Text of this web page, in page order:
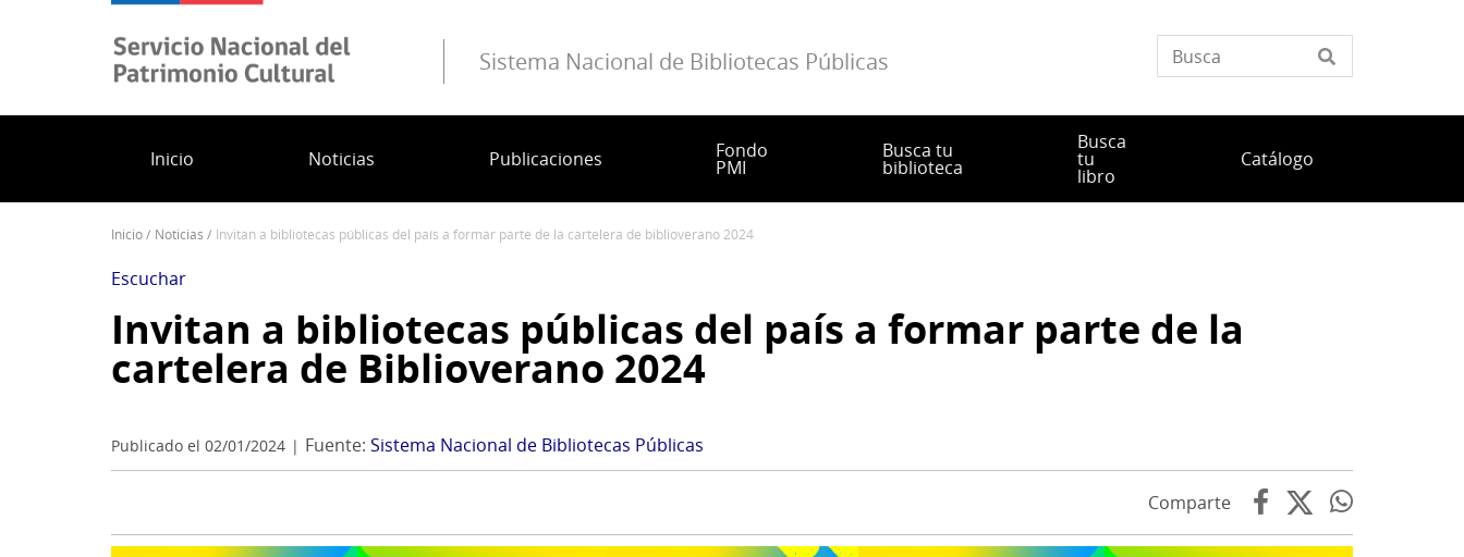
Sistema Nacional de Bibliotecas Públicas
Inicio Noticias Publicaciones Fondo
PMI
Busca tu
biblioteca
Busca
tu
libro
Catálogo
enlaces
de
ayuda
a
la
inicio noticias invitan a bibliotecas públicas del país a formar parte de la cartelera de biblioverano 2024
Escuchar
Invitan a bibliotecas públicas del país a formar parte de la
cartelera de Biblioverano 2024
Publicado el 02/01/2024 Fuente: Sistema Nacional de Bibliotecas Públicas
Comparte